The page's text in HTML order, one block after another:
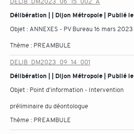
Délibération | | Dijon Métropole | Publié le
Objet : ANNEXES - PV Bureau 16 mars 2023
Thème : PREAMBULE
DELIB_DM2023_09_14_001
Délibération | | Dijon Métropole | Publié le
Objet : Point d'information - Intervention
préliminaire du déontologue
Thème : PREAMBULE